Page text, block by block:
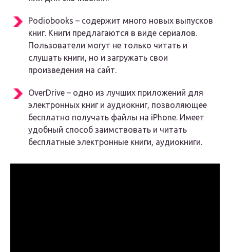
Podiobooks – содержит много новых выпусков
книг. Книги предлагаются в виде сериалов.
Пользователи могут не только читать и
слушать книги, но и загружать свои
произведения на сайт.
OverDrive – одно из лучших приложений для
электронных книг и аудиокниг, позволяющее
бесплатно получать файлы на iPhone. Имеет
удобный способ заимствовать и читать
бесплатные электронные книги, аудиокниги.